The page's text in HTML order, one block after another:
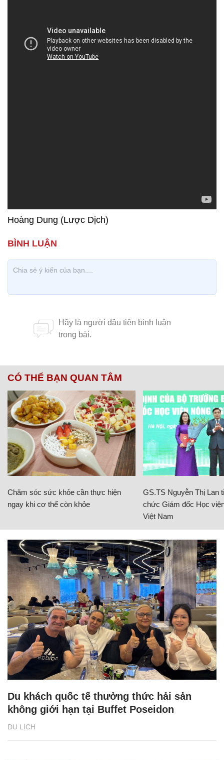
Hoàng Dung (Lược Dịch)
CÓ THỂ BẠN QUAN TÂM
Chăm sóc sức khỏe cần thực hiện
ngay khi cơ thể còn khỏe
GS.TS Nguyễn Thị Lan
chức Giám đốc Học
Việt Nam
DU LỊCH
Du khách quốc tế thưởng thức hải sản
không giới hạn tại Buffet Poseidon